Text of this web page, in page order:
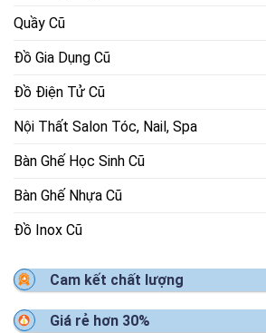
Quầy Cũ
Đồ Gia Dụng Cũ
Đồ Điện Tử Cũ
Nội Thất Salon Tóc, Nail, Spa
Bàn Ghế Học Sinh Cũ
Bàn Ghế Nhựa Cũ
Đồ Inox Cũ
Cam kết chất lượng
Giá rẻ hơn 30%